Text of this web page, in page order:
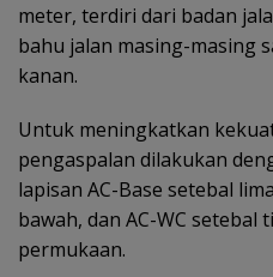
meter, terdiri dari badan
bahu jalan masing-masing
kanan.
Untuk meningkatkan
pengaspalan dilakukan
lapisan AC-Base setebal
bawah, dan AC-WC
permukaan.